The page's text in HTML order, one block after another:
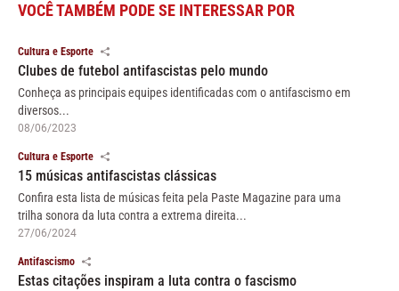
VOCÊ TAMBÉM PODE SE INTERESSAR POR
Cultura e Esporte
Clubes de futebol antifascistas pelo mundo
Conheça as principais equipes identificadas com o antifascismo em
diversos...
08/06/2023
Cultura e Esporte
15 músicas antifascistas clássicas
Confira esta lista de músicas feita pela Paste Magazine para uma
trilha sonora da luta contra a extrema direita...
27/06/2024
Antifascismo
Estas citações inspiram a luta contra o fascismo